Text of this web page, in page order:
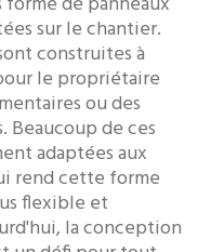
sur le chantier.
construites à
le propriétaire
ou des
Beaucoup de ces
adaptées aux
rend cette forme
flexible et
la conception